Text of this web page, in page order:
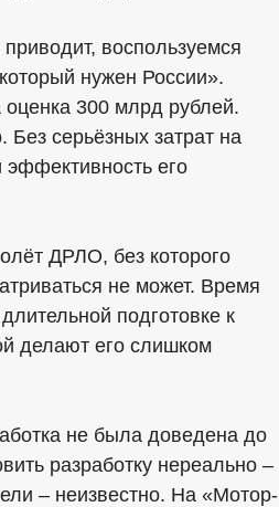
воспользуемся
нужен России».
300 млрд рублей.
Без серьёзных затрат на
эффективность его
ДРЛО, без которого
не может. Время
подготовке к
делают его слишком
не была доведена до
разработку нереально –
– неизвестно. На «Мотор-